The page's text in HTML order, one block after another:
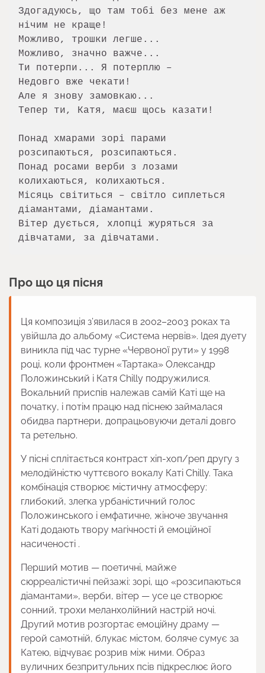
Здогадуюсь, що там тобі без мене аж
нічим не краще!
Можливо, трошки легше...
Можливо, значно важче...
Ти потерпи... Я потерплю –
Недовго вже чекати!
Але я знову замовкаю...
Тепер ти, Катя, маєш щось казати!
Понад хмарами зорі парами
розсипаються, розсипаються.
Понад росами верби з лозами
колихаються, колихаються.
Місяць світиться – світло сиплеться
діамантами, діамантами.
Вітер дується, хлопці журяться за
дівчатами, за дівчатами.
Про що ця пісня
Ця композиція з’явилася в 2002–2003 роках та
увійшла до альбому «Система нервів». Ідея дуету
виникла під час турне «Червоної рути» у 1998
році, коли фронтмен «Тартака» Олександр
Положинський і Катя Chilly подружилися.
Вокальний приспів належав самій Каті ще на
початку, і потім працю над піснею займалася
обидва партнери, допрацьовуючи деталі довго
та ретельно.
У пісні сплітається контраст хіп-хоп/реп другу з
мелодійністю чуттєвого вокалу Каті Chilly. Така
комбінація створює містичну атмосферу:
глибокий, злегка урбаністичний голос
Положинського і емфатичне, жіноче звучання
Каті додають твору магічності й емоційної
насиченості .
Перший мотив — поетичні, майже
сюрреалістичні пейзажі: зорі, що «розсипаються
діамантами», верби, вітер — усе це створює
сонний, трохи меланхолійний настрій ночі.
Другий мотив розгортає емоційну драму —
герой самотній, блукає містом, боляче сумує за
Катею, відчуває розрив між ними. Образ
вуличних безпритульних псів підкреслює його